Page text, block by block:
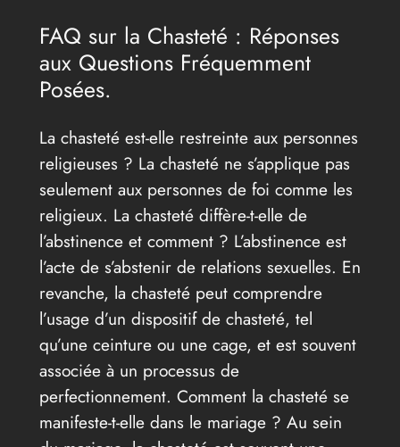
FAQ sur la Chasteté : Réponses
aux Questions Fréquemment
Posées.
La chasteté est-elle restreinte aux personnes
religieuses ? La chasteté ne s’applique pas
seulement aux personnes de foi comme les
religieux. La chasteté diffère-t-elle de
l’abstinence et comment ? L’abstinence est
l’acte de s’abstenir de relations sexuelles. En
revanche, la chasteté peut comprendre
l’usage d’un dispositif de chasteté, tel
qu’une ceinture ou une cage, et est souvent
associée à un processus de
perfectionnement. Comment la chasteté se
manifeste-t-elle dans le mariage ? Au sein